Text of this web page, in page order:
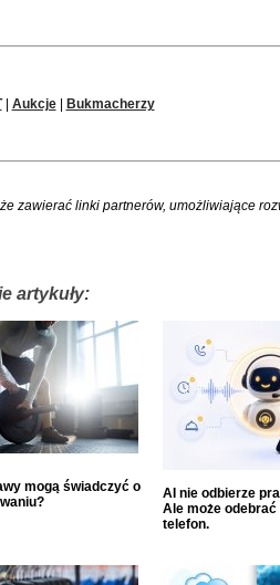
| Aukcje| Bukmacherzy
zawierać linki partnerów, umożliwiające
artykuły:
mogą świadczyć o
AI nie odbierze
Ale może odebrać
telefon.